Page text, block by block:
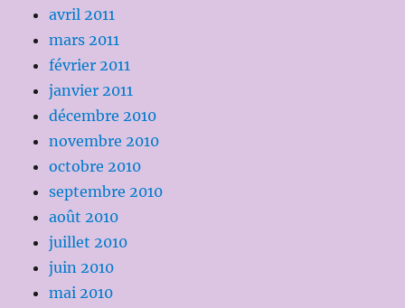
avril 2011
mars 2011
février 2011
janvier 2011
décembre 2010
novembre 2010
octobre 2010
septembre 2010
août 2010
juillet 2010
juin 2010
mai 2010